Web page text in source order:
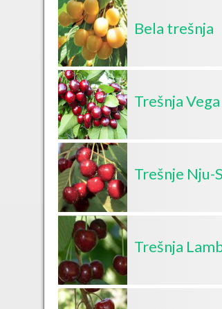
Bela trešnja
Trešnja Vega
Trešnje Nju-
Trešnja